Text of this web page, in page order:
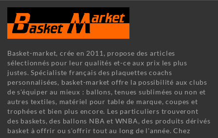
Basket-market, crée en 2011, propose des articles
sélectionnés pour leur qualités et-ce aux prix les plus
justes. Spécialiste français des plaquettes coachs
personnalisées, basket-market offre la possibilité aux clubs
de s'équiper au mieux : ballons, tenues sublimées ou non et
autres textiles, matériel pour table de marque, coupes et
trophées et bien plus encore. Les particuliers trouveront
des baskets, des ballons NBA et WNBA, des produits dérivés
basket à offrir ou s'offrir tout au long de l'année. Chez